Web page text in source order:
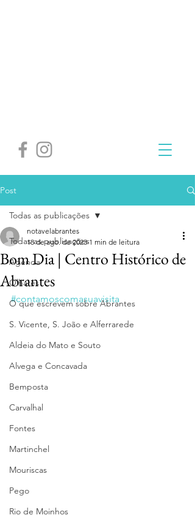
Post
Todas as publicações
Agenda
Olhares
O que escrevem sobre Abrantes
S. Vicente, S. João e Alferrarede
Aldeia do Mato e Souto
Alvega e Concavada
Bemposta
Carvalhal
Fontes
Martinchel
Mouriscas
Pego
Rio de Moinhos
Todas as publicações
Bom Dia | Centro Histórico de
Abrantes
notavelabrantes
18 de ago. de 2023 1 min de leitura
#contamoscomasuavisita